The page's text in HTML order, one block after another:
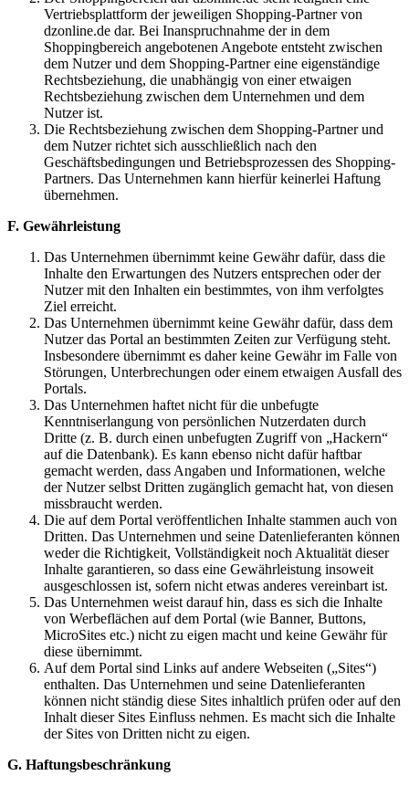
Vertriebsplattform der jeweiligen Shopping-Partner von
dzonline.de dar. Bei Inanspruchnahme der in dem
Shoppingbereich angebotenen Angebote entsteht zwischen
dem Nutzer und dem Shopping-Partner eine eigenständige
Rechtsbeziehung, die unabhängig von einer etwaigen
Rechtsbeziehung zwischen dem Unternehmen und dem
Nutzer ist.
Die Rechtsbeziehung zwischen dem Shopping-Partner und
dem Nutzer richtet sich ausschließlich nach den
Geschäftsbedingungen und Betriebsprozessen des Shopping-
Partners. Das Unternehmen kann hierfür keinerlei Haftung
übernehmen.
F. Gewährleistung
Das Unternehmen übernimmt keine Gewähr dafür, dass die
Inhalte den Erwartungen des Nutzers entsprechen oder der
Nutzer mit den Inhalten ein bestimmtes, von ihm verfolgtes
Ziel erreicht.
Das Unternehmen übernimmt keine Gewähr dafür, dass dem
Nutzer das Portal an bestimmten Zeiten zur Verfügung steht.
Insbesondere übernimmt es daher keine Gewähr im Falle von
Störungen, Unterbrechungen oder einem etwaigen Ausfall des
Portals.
Das Unternehmen haftet nicht für die unbefugte
Kenntniserlangung von persönlichen Nutzerdaten durch
Dritte (z. B. durch einen unbefugten Zugriff von „Hackern“
auf die Datenbank). Es kann ebenso nicht dafür haftbar
gemacht werden, dass Angaben und Informationen, welche
der Nutzer selbst Dritten zugänglich gemacht hat, von diesen
missbraucht werden.
Die auf dem Portal veröffentlichen Inhalte stammen auch von
Dritten. Das Unternehmen und seine Datenlieferanten können
weder die Richtigkeit, Vollständigkeit noch Aktualität dieser
Inhalte garantieren, so dass eine Gewährleistung insoweit
ausgeschlossen ist, sofern nicht etwas anderes vereinbart ist.
Das Unternehmen weist darauf hin, dass es sich die Inhalte
von Werbeflächen auf dem Portal (wie Banner, Buttons,
MicroSites etc.) nicht zu eigen macht und keine Gewähr für
diese übernimmt.
Auf dem Portal sind Links auf andere Webseiten („Sites“)
enthalten. Das Unternehmen und seine Datenlieferanten
können nicht ständig diese Sites inhaltlich prüfen oder auf den
Inhalt dieser Sites Einfluss nehmen. Es macht sich die Inhalte
der Sites von Dritten nicht zu eigen.
G. Haftungsbeschränkung